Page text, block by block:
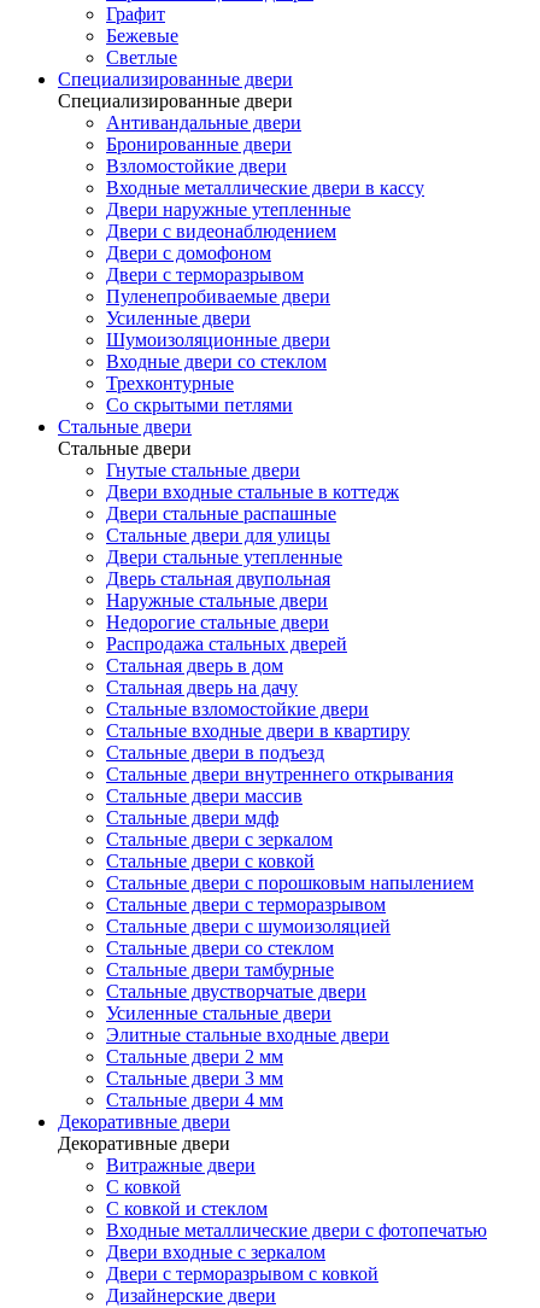
Графит
Бежевые
Светлые
Специализированные двери
Специализированные двери
Антивандальные двери
Бронированные двери
Взломостойкие двери
Входные металлические двери в кассу
Двери наружные утепленные
Двери с видеонаблюдением
Двери с домофоном
Двери с терморазрывом
Пуленепробиваемые двери
Усиленные двери
Шумоизоляционные двери
Входные двери со стеклом
Трехконтурные
Со скрытыми петлями
Стальные двери
Стальные двери
Гнутые стальные двери
Двери входные стальные в коттедж
Двери стальные распашные
Стальные двери для улицы
Двери стальные утепленные
Дверь стальная двупольная
Наружные стальные двери
Недорогие стальные двери
Распродажа стальных дверей
Стальная дверь в дом
Стальная дверь на дачу
Стальные взломостойкие двери
Стальные входные двери в квартиру
Стальные двери в подъезд
Стальные двери внутреннего открывания
Стальные двери массив
Стальные двери мдф
Стальные двери с зеркалом
Стальные двери с ковкой
Стальные двери с порошковым напылением
Стальные двери с терморазрывом
Стальные двери с шумоизоляцией
Стальные двери со стеклом
Стальные двери тамбурные
Стальные двустворчатые двери
Усиленные стальные двери
Элитные стальные входные двери
Стальные двери 2 мм
Стальные двери 3 мм
Стальные двери 4 мм
Декоративные двери
Декоративные двери
Витражные двери
С ковкой
С ковкой и стеклом
Входные металлические двери с фотопечатью
Двери входные с зеркалом
Двери с терморазрывом с ковкой
Дизайнерские двери